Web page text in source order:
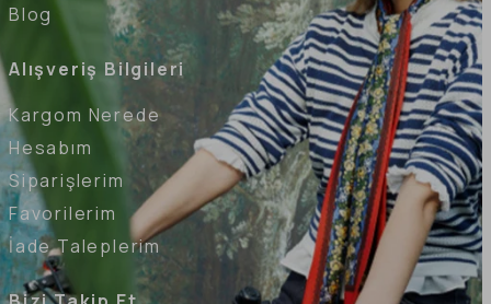
Blog
Alışveriş Bilgileri
Kargom Nerede
Hesabım
Siparişlerim
Favorilerim
İade Taleplerim